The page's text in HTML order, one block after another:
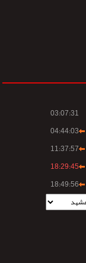
03:07:31
04:44:03
11:37:57
18:29:45
18:49:56